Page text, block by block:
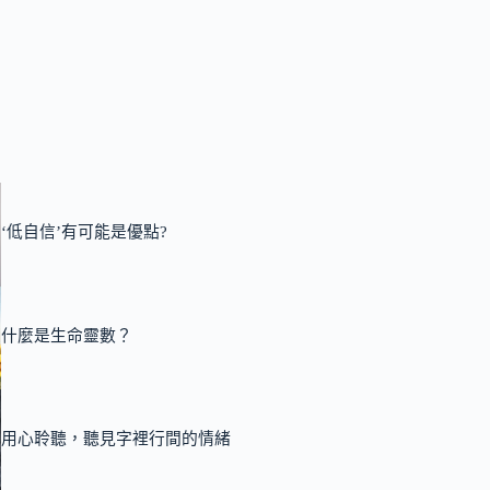
‘低自信’有可能是優點?
什麼是生命靈數？
用心聆聽，聽見字裡行間的情緒